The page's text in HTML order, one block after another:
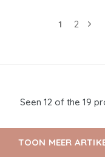
1 2
Seen 12 of the 19
TOON MEER